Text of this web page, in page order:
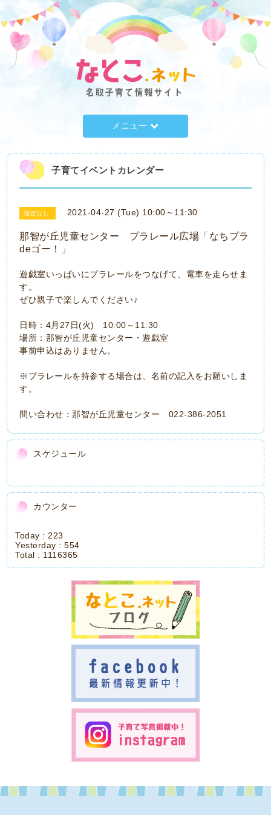
メニュー
子育てイベントカレンダー
指定なし 2021-04-27 (Tue) 10:00～11:30
那智が丘児童センター プラレール広場「なちプラ
deゴー！」
遊戯室いっぱいにプラレールをつなげて、電車を走らせま
す。
ぜひ親子で楽しんでください♪
日時：4月27日(火) 10:00～11:30
場所：那智が丘児童センター・遊戯室
事前申込はありません。
※プラレールを持参する場合は、名前の記入をお願いしま
す。
問い合わせ：那智が丘児童センター 022-386-2051
スケジュール
カウンター
Today :223
Yesterday :554
Total : 1116365